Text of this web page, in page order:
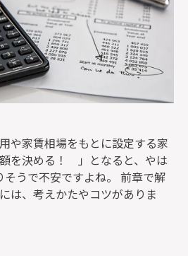
や家賃相場をもとに設定する家
を決める！ 」となると、やは
そうで不安ですよね。 前章で解
は、考えかたやコツがありま